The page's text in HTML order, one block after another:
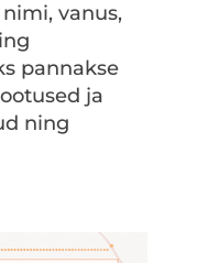
vanus,
pannakse
ja
ning